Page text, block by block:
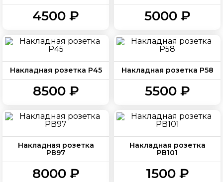
4500 ₽ 5000 ₽
Накладная розетка Р45
8500 ₽
Накладная розетка Р58
5500 ₽
Накладная розетка
РВ97
8000 ₽
Накладная розетка
РВ101
1500 ₽